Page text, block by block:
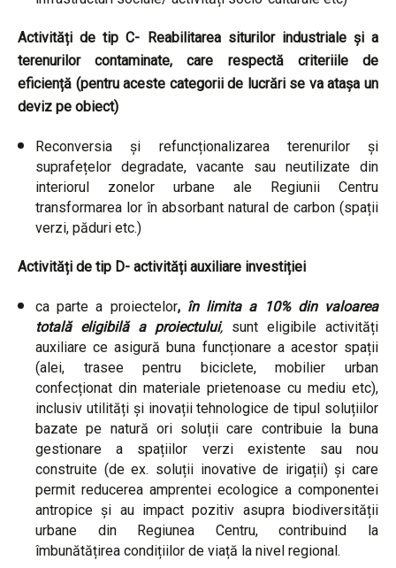
Activități de tip C- Reabilitarea siturilor industriale și a
terenurilor contaminate, care respectă criteriile de
eficiență (pentru aceste categorii de lucrări se va atașa un
deviz pe obiect)
Reconversia și refuncționalizarea terenurilor și
suprafețelor degradate, vacante sau neutilizate din
interiorul zonelor urbane ale Regiunii Centru
transformarea lor în absorbant natural de carbon (spații
verzi, păduri etc.)
Activități de tip D- activități auxiliare investiției
ca parte a proiectelor, în limita a 10% din valoarea
totală eligibilă a proiectului, sunt eligibile activități
auxiliare ce asigură buna funcționare a acestor spații
(alei, trasee pentru biciclete, mobilier urban
confecționat din materiale prietenoase cu mediu etc),
inclusiv utilități și inovații tehnologice de tipul soluțiilor
bazate pe natură ori soluții care contribuie la buna
gestionare a spațiilor verzi existente sau nou
construite (de ex. soluții inovative de irigații) și care
permit reducerea amprentei ecologice a componentei
antropice și au impact pozitiv asupra biodiversității
urbane din Regiunea Centru, contribuind la
îmbunătățirea condițiilor de viață la nivel regional.